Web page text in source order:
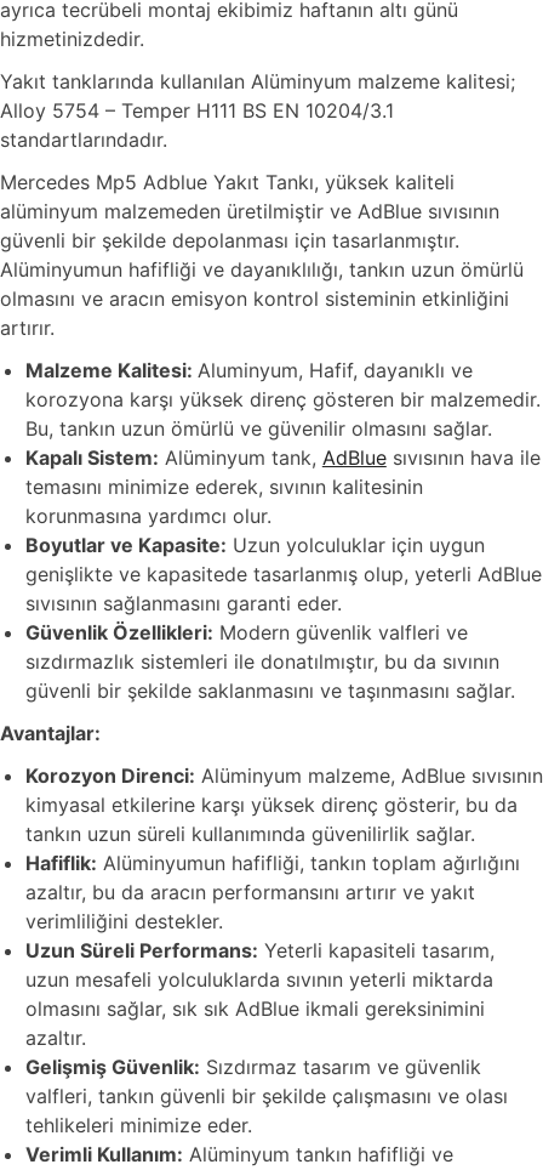
ayrıca tecrübeli montaj ekibimiz haftanın altı günü
hizmetinizdedir.
Yakıt tanklarında kullanılan Alüminyum malzeme kalitesi;
Alloy 5754 – Temper H111 BS EN 10204/3.1
standartlarındadır.
Mercedes Mp5 Adblue Yakıt Tankı, yüksek kaliteli
alüminyum malzemeden üretilmiştir ve AdBlue sıvısının
güvenli bir şekilde depolanması için tasarlanmıştır.
Alüminyumun hafifliği ve dayanıklılığı, tankın uzun ömürlü
olmasını ve aracın emisyon kontrol sisteminin etkinliğini
artırır.
Malzeme Kalitesi: Aluminyum, Hafif, dayanıklı ve
korozyona karşı yüksek direnç gösteren bir malzemedir.
Bu, tankın uzun ömürlü ve güvenilir olmasını sağlar.
Kapalı Sistem: Alüminyum tank, AdBluesıvısının hava ile
temasını minimize ederek, sıvının kalitesinin
korunmasına yardımcı olur.
Boyutlar ve Kapasite: Uzun yolculuklar için uygun
genişlikte ve kapasitede tasarlanmış olup, yeterli AdBlue
sıvısının sağlanmasını garanti eder.
Güvenlik Özellikleri: Modern güvenlik valfleri ve
sızdırmazlık sistemleri ile donatılmıştır, bu da sıvının
güvenli bir şekilde saklanmasını ve taşınmasını sağlar.
Avantajlar:
Korozyon Direnci: Alüminyum malzeme, AdBlue sıvısının
kimyasal etkilerine karşı yüksek direnç gösterir, bu da
tankın uzun süreli kullanımında güvenilirlik sağlar.
Hafiflik: Alüminyumun hafifliği, tankın toplam ağırlığını
azaltır, bu da aracın performansını artırır ve yakıt
verimliliğini destekler.
Uzun Süreli Performans: Yeterli kapasiteli tasarım,
uzun mesafeli yolculuklarda sıvının yeterli miktarda
olmasını sağlar, sık sık AdBlue ikmali gereksinimini
azaltır.
Gelişmiş Güvenlik: Sızdırmaz tasarım ve güvenlik
valfleri, tankın güvenli bir şekilde çalışmasını ve olası
tehlikeleri minimize eder.
Verimli Kullanım: Alüminyum tankın hafifliği ve